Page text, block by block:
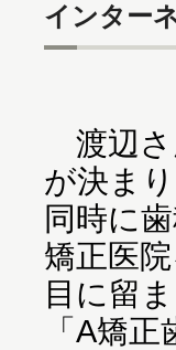
インター
渡辺さ
が決ま
同時に
矯正医
目に留
「A矯